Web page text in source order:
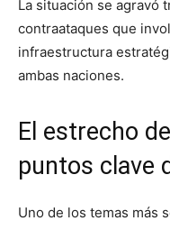
La situación se agravó
contraataques que
infraestructura
ambas naciones.
El estrecho
puntos clave
Uno de los temas más